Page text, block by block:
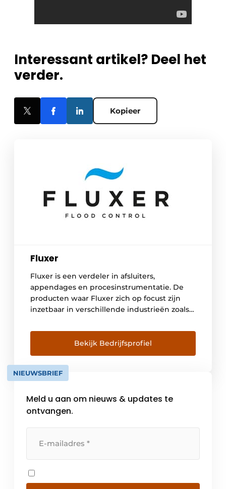
Interessant artikel? Deel het
verder.
Kopieer
Fluxer
Fluxer is een verdeler in afsluiters,
appendages en procesinstrumentatie. De
producten waar Fluxer zich op focust zijn
inzetbaar in verschillende industrieën zoals
petrochemie & raffinaderij, … Om in elk
proces en in elke situatie de best mogelijke
oplossing te kunnen aanbieden, versterken
we ons ruim aanbod aan producten met een
volledig dienstenpakket. […]
Bekijk Bedrijfsprofiel
NIEUWSBRIEF
Meld u aan om nieuws & updates te
ontvangen.